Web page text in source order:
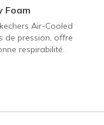
Foam
Air-Cooled
de pression, offre
respirabilité.